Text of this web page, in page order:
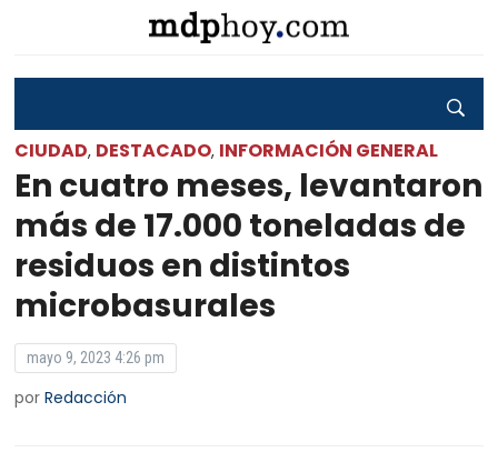
CIUDAD, DESTACADO, INFORMACIÓN GENERAL
En cuatro meses, levantaron
más de 17.000 toneladas de
residuos en distintos
microbasurales
mayo 9, 2023 4:26 pm
porRedacción